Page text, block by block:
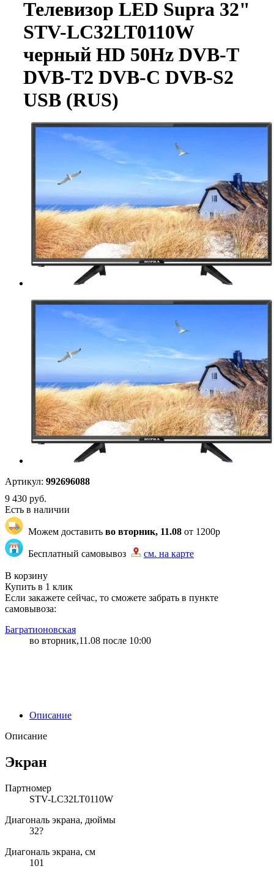
Телевизор LED Supra 32"
STV-LC32LT0110W
черный HD 50Hz DVB-T
DVB-T2 DVB-C DVB-S2
USB (RUS)
Артикул: 992696088
9 430 руб.
Есть в наличии
Можем доставить во вторник, 11.08 от 1200р
Бесплатный самовывоз
см. на карте
В корзину
Купить в 1 клик
Если закажете сейчас, то сможете забрать в пункте
самовывоза:
Багратионовская
во вторник,11.08 после 10:00
Описание
Описание
Экран
Партномер
STV-LC32LT0110W
Диагональ экрана, дюймы
32?
Диагональ экрана, см
101